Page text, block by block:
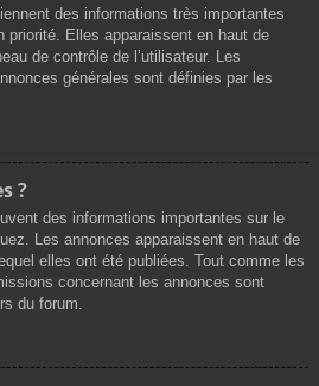
des informations très importantes
priorité. Elles apparaissent en haut de
de contrôle de l’utilisateur. Les
générales sont définies par les
?
des informations importantes sur le
Les annonces apparaissent en haut de
elles ont été publiées. Tout comme les
concernant les annonces sont
du forum.